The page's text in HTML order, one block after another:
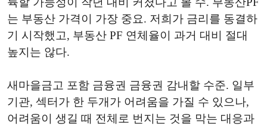
는 부동산 가격이 가장 중요. 저희가 금리를 동결하
기 시작했고, 부동산 PF 연체율이 과거 대비 절대
높지는 않다.
새마을금고 포함 금융권 금융권 감내할 수준. 일부
기관, 섹터가 한 두개가 어려움을 가질 수 있으나,
어려움이 생길 때 전체로 번지는 것을 막는 대응과